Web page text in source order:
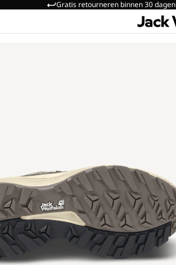
Gratis retourneren binnen 30 dagen